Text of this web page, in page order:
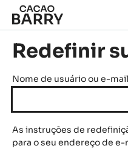
Skip to main content
Redefinir
Nome de usuário ou e-mail
As instruções de
para o seu endereço de